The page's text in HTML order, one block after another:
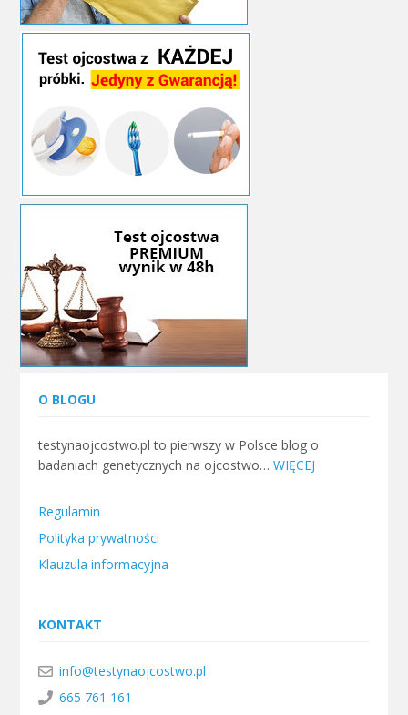
O BLOGU
testynaojcostwo.pl to pierwszy w Polsce blog o
badaniach genetycznych na ojcostwo…WIĘCEJ
Regulamin
Polityka prywatności
Klauzula informacyjna
KONTAKT
info@testynaojcostwo.pl
665 761 161